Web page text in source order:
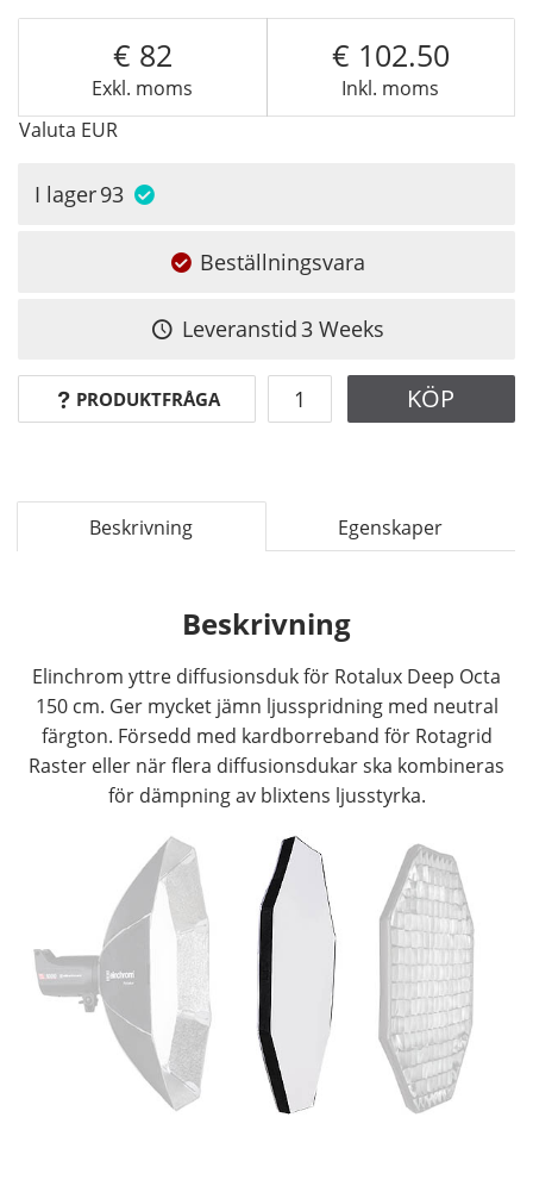
Exkl. moms
82
Inkl. moms
102.50
Valuta EUR
I lager93
Beställningsvara
Leveranstid3 Weeks
PRODUKTFRÅGA KÖP
Beskrivning Egenskaper
Beskrivning
Elinchrom yttre diffusionsduk för Rotalux Deep Octa
150 cm. Ger mycket jämn ljusspridning med neutral
färgton. Försedd med kardborreband för Rotagrid
Raster eller när flera diffusionsdukar ska kombineras
för dämpning av blixtens ljusstyrka.